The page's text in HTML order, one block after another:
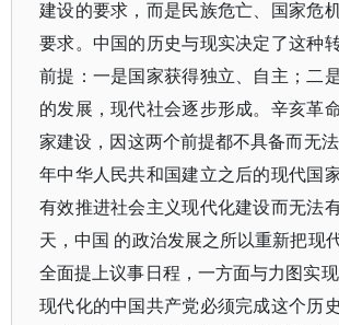
建设的要求，而是民族危亡、国家危
要求。中国的历史与现实决定了这种
前提：一是国家获得独立、自主；二
的发展，现代社会逐步形成。辛亥革
家建设，因这两个前提都不具备而无
年中华人民共和国建立之后的现代国
有效推进社会主义现代化建设而无法
天，中国 的政治发展之所以重新把现
全面提上议事日程，一方面与力图实
现代化的中国共产党必须完成这个历